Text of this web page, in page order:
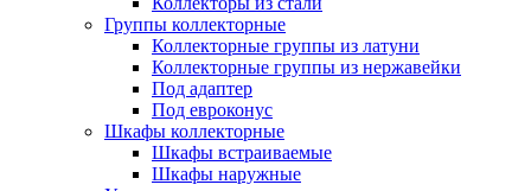
Группы коллекторные
Коллекторные группы из латуни
Коллекторные группы из нержавейки
Под адаптер
Под евроконус
Шкафы коллекторные
Шкафы встраиваемые
Шкафы наружные